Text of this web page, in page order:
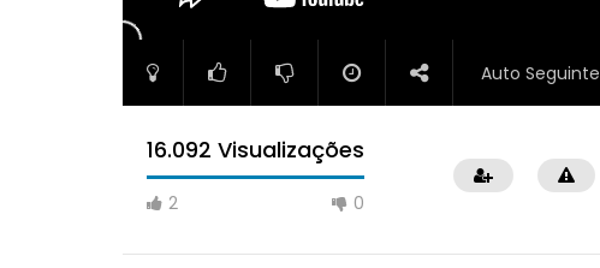
Auto Seguinte
16.092 Visualizações
2 0